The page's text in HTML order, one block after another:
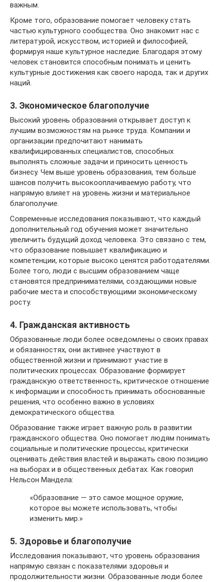
важным.
Кроме того, образование помогает человеку стать
частью культурного сообщества. Оно знакомит нас с
литературой, искусством, историей и философией,
формируя наше культурное наследие. Благодаря этому
человек становится способным понимать и ценить
культурные достижения как своего народа, так и других
наций.
3. Экономическое благополучие
Высокий уровень образования открывает доступ к
лучшим возможностям на рынке труда. Компании и
организации предпочитают нанимать
квалифицированных специалистов, способных
выполнять сложные задачи и приносить ценность
бизнесу. Чем выше уровень образования, тем больше
шансов получить высокооплачиваемую работу, что
напрямую влияет на уровень жизни и материальное
благополучие.
Современные исследования показывают, что каждый
дополнительный год обучения может значительно
увеличить будущий доход человека. Это связано с тем,
что образование повышает квалификацию и
компетенции, которые высоко ценятся работодателями.
Более того, люди с высшим образованием чаще
становятся предпринимателями, создающими новые
рабочие места и способствующими экономическому
росту.
4. Гражданская активность
Образованные люди более осведомлены о своих правах
и обязанностях, они активнее участвуют в
общественной жизни и принимают участие в
политических процессах. Образование формирует
гражданскую ответственность, критическое отношение
к информации и способность принимать обоснованные
решения, что особенно важно в условиях
демократического общества.
Образование также играет важную роль в развитии
гражданского общества. Оно помогает людям понимать
социальные и политические процессы, критически
оценивать действия властей и выражать свою позицию
на выборах и в общественных дебатах. Как говорил
Нельсон Мандела:
«Образование — это самое мощное оружие,
которое вы можете использовать, чтобы
изменить мир.»
5. Здоровье и благополучие
Исследования показывают, что уровень образования
напрямую связан с показателями здоровья и
продолжительности жизни. Образованные люди более